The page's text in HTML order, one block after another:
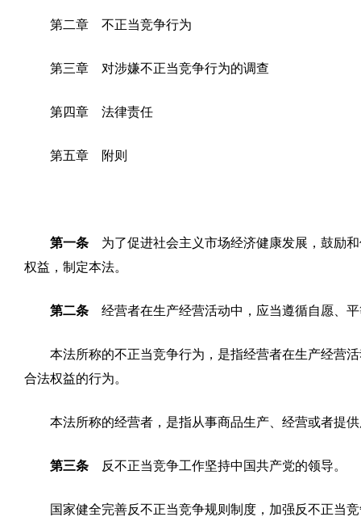
第二章 不正当竞争行为
第三章 对涉嫌不正当竞争行为的调查
第四章 法律责任
第五章 附则
第一条 为了促进社会主义市场经济健康发展，鼓励
权益，制定本法。
第二条 经营者在生产经营活动中，应当遵循自愿、
本法所称的不正当竞争行为，是指经营者在生产经营
合法权益的行为。
本法所称的经营者，是指从事商品生产、经营或者提
第三条 反不正当竞争工作坚持中国共产党的领导。
国家健全完善反不正当竞争规则制度，加强反不正当